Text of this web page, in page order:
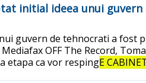
initial ideea unui
guvern de tehnocrati a
OFF The Record,
etapa ca vor respingE